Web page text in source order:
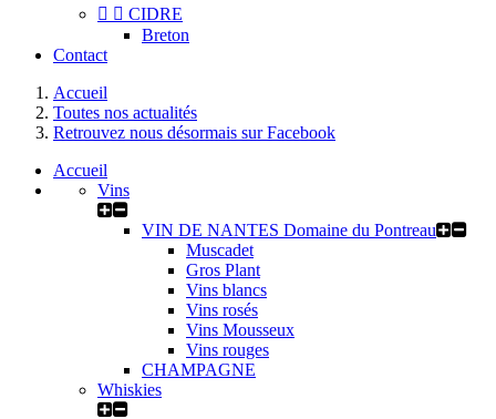
  CIDRE
Breton
Contact
Accueil
Toutes nos actualités
Retrouvez nous désormais sur Facebook
Accueil
Vins
VIN DE NANTES Domaine du Pontreau
Muscadet
Gros Plant
Vins blancs
Vins rosés
Vins Mousseux
Vins rouges
CHAMPAGNE
Whiskies